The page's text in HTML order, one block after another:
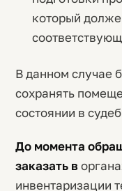
который
В данном случае
сохранять
состоянии в
До момента
заказать в
инвентаризации